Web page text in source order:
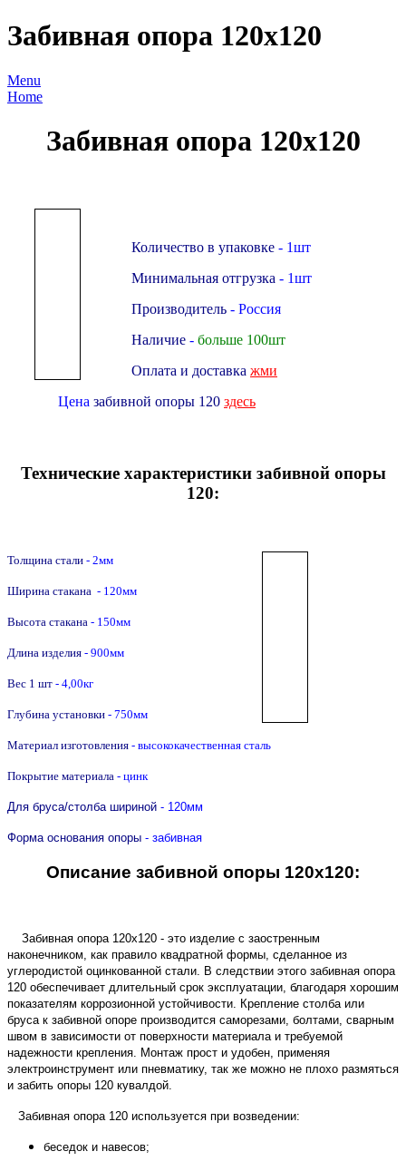
Забивная опора 120х120
Menu
Home
Забивная опора 120х120
Количество в упаковке - 1шт
Минимальная отгрузка - 1шт
Производитель - Россия
Наличие - больше 100шт
Оплата и доставка жми
Цена забивной опоры 120 здесь
Технические характеристики забивной опоры
120:
Толщина стали - 2мм
Ширина стакана - 120мм
Высота стакана - 150мм
Длина изделия - 900мм
Вес 1 шт - 4,00кг
Глубина установки - 750мм
Материал изготовления - высококачественная сталь
Покрытие материала - цинк
Для бруса/столба шириной - 120мм
Форма основания опоры - забивная
Описание забивной опоры 120х120:
Забивная опора 120х120 - это изделие с заостренным
наконечником, как правило квадратной формы, сделанное из
углеродистой оцинкованной стали. В следствии этого забивная опора
120 обеспечивает длительный срок эксплуатации, благодаря хорошим
показателям коррозионной устойчивости. Крепление столба или
бруса к забивной опоре производится саморезами, болтами, сварным
швом в зависимости от поверхности материала и требуемой
надежности крепления. Монтаж прост и удобен, применяя
электроинструмент или пневматику, так же можно не плохо размяться
и забить опоры 120 кувалдой.
Забивная опора 120 используется при возведении:
беседок и навесов;